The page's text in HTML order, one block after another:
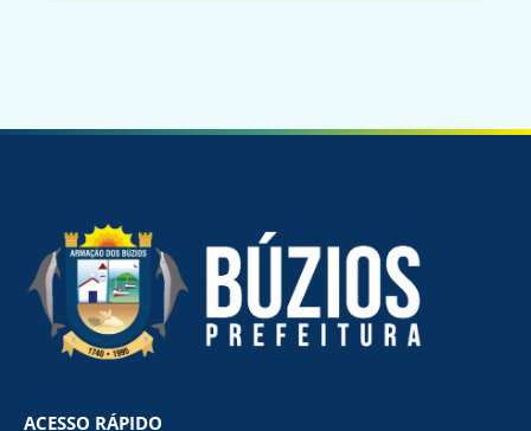
ACESSO RÁPIDO